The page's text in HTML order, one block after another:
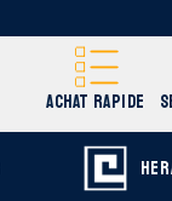
ACHAT RAPIDE